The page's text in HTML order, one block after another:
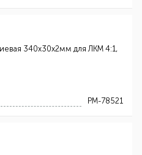
340х30х2мм для ЛКМ 4:1,
РМ-78521